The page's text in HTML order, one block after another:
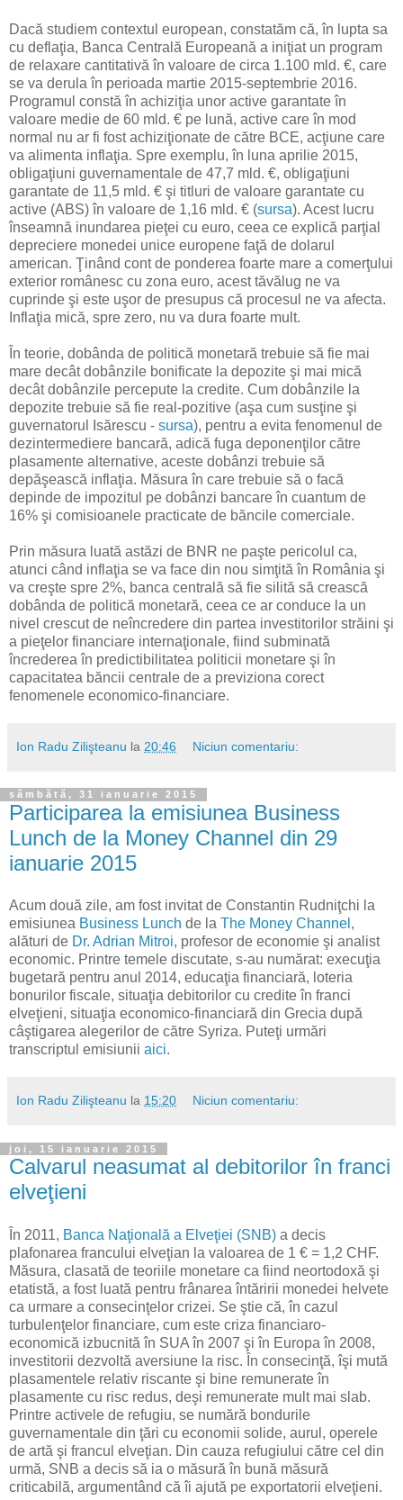
Dacă studiem contextul european, constatăm că, în lupta sa
cu deflaţia, Banca Centrală Europeană a iniţiat un program
de relaxare cantitativă în valoare de circa 1.100 mld. €, care
se va derula în perioada martie 2015-septembrie 2016.
Programul constă în achiziţia unor active garantate în
valoare medie de 60 mld. € pe lună, active care în mod
normal nu ar fi fost achiziţionate de către BCE, acţiune care
va alimenta inflaţia. Spre exemplu, în luna aprilie 2015,
obligaţiuni guvernamentale de 47,7 mld. €, obligaţiuni
garantate de 11,5 mld. € şi titluri de valoare garantate cu
active (ABS) în valoare de 1,16 mld. € (sursa). Acest lucru
înseamnă inundarea pieţei cu euro, ceea ce explică parţial
depreciere monedei unice europene faţă de dolarul
american. Ţinând cont de ponderea foarte mare a comerţului
exterior românesc cu zona euro, acest tăvălug ne va
cuprinde şi este uşor de presupus că procesul ne va afecta.
Inflaţia mică, spre zero, nu va dura foarte mult.
În teorie, dobânda de politică monetară trebuie să fie mai
mare decât dobânzile bonificate la depozite şi mai mică
decât dobânzile percepute la credite. Cum dobânzile la
depozite trebuie să fie real-pozitive (aşa cum susţine şi
guvernatorul Isărescu - sursa), pentru a evita fenomenul de
dezintermediere bancară, adică fuga deponenţilor către
plasamente alternative, aceste dobânzi trebuie să
depăşească inflaţia. Măsura în care trebuie să o facă
depinde de impozitul pe dobânzi bancare în cuantum de
16% şi comisioanele practicate de băncile comerciale.
Prin măsura luată astăzi de BNR ne paşte pericolul ca,
atunci când inflaţia se va face din nou simţită în România şi
va creşte spre 2%, banca centrală să fie silită să crească
dobânda de politică monetară, ceea ce ar conduce la un
nivel crescut de neîncredere din partea investitorilor străini şi
a pieţelor financiare internaţionale, fiind subminată
încrederea în predictibilitatea politicii monetare şi în
capacitatea băncii centrale de a previziona corect
fenomenele economico-financiare.
Ion Radu Zilişteanu la 20:46 Niciun comentariu:
sâmbătă, 31 ianuarie 2015
Participarea la emisiunea Business
Lunch de la Money Channel din 29
ianuarie 2015
Acum două zile, am fost invitat de Constantin Rudniţchi la
emisiunea Business Lunch de la The Money Channel ,
alături de Dr. Adrian Mitroi, profesor de economie şi analist
economic. Printre temele discutate, s-au numărat: execuţia
bugetară pentru anul 2014, educaţia financiară, loteria
bonurilor fiscale, situaţia debitorilor cu credite în franci
elveţieni, situaţia economico-financiară din Grecia după
câştigarea alegerilor de către Syriza. Puteţi urmări
transcriptul emisiunii aici.
Ion Radu Zilişteanu la 15:20 Niciun comentariu:
joi, 15 ianuarie 2015
Calvarul neasumat al debitorilor în franci
elveţieni
În 2011, Banca Naţională a Elveţiei (SNB) a decis
plafonarea francului elveţian la valoarea de 1 € = 1,2 CHF.
Măsura, clasată de teoriile monetare ca fiind neortodoxă şi
etatistă, a fost luată pentru frânarea întăririi monedei helvete
ca urmare a consecinţelor crizei. Se ştie că, în cazul
turbulenţelor financiare, cum este criza financiaro-
economică izbucnită în SUA în 2007 şi în Europa în 2008,
investitorii dezvoltă aversiune la risc. În consecinţă, îşi mută
plasamentele relativ riscante şi bine remunerate în
plasamente cu risc redus, deşi remunerate mult mai slab.
Printre activele de refugiu, se numără bondurile
guvernamentale din ţări cu economii solide, aurul, operele
de artă şi francul elveţian. Din cauza refugiului către cel din
urmă, SNB a decis să ia o măsură în bună măsură
criticabilă, argumentând că îi ajută pe exportatorii elveţieni.